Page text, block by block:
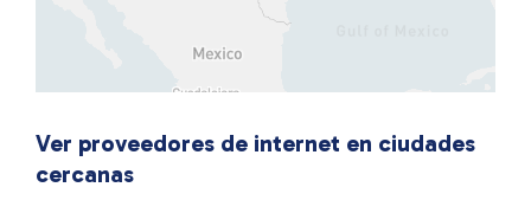
Ver proveedores de internet en ciudades
cercanas